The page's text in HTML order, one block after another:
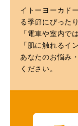
イトーヨーカド
る季節にぴった
「電車や室内で
「肌に触れるイ
あなたのお悩み
ください。